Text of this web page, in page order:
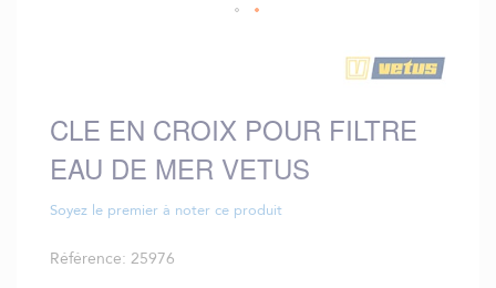
of
the
images
CLE EN CROIX POUR FILTRE
EAU DE MER VETUS
Soyez le premier à noter ce produit
Référence 25976